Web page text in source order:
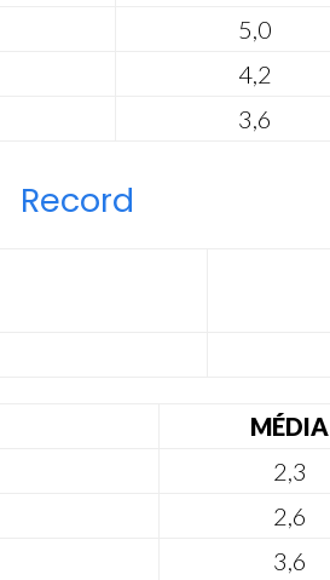
5,0
4,2
3,6
Record
MÉDIA
2,3
2,6
3,6